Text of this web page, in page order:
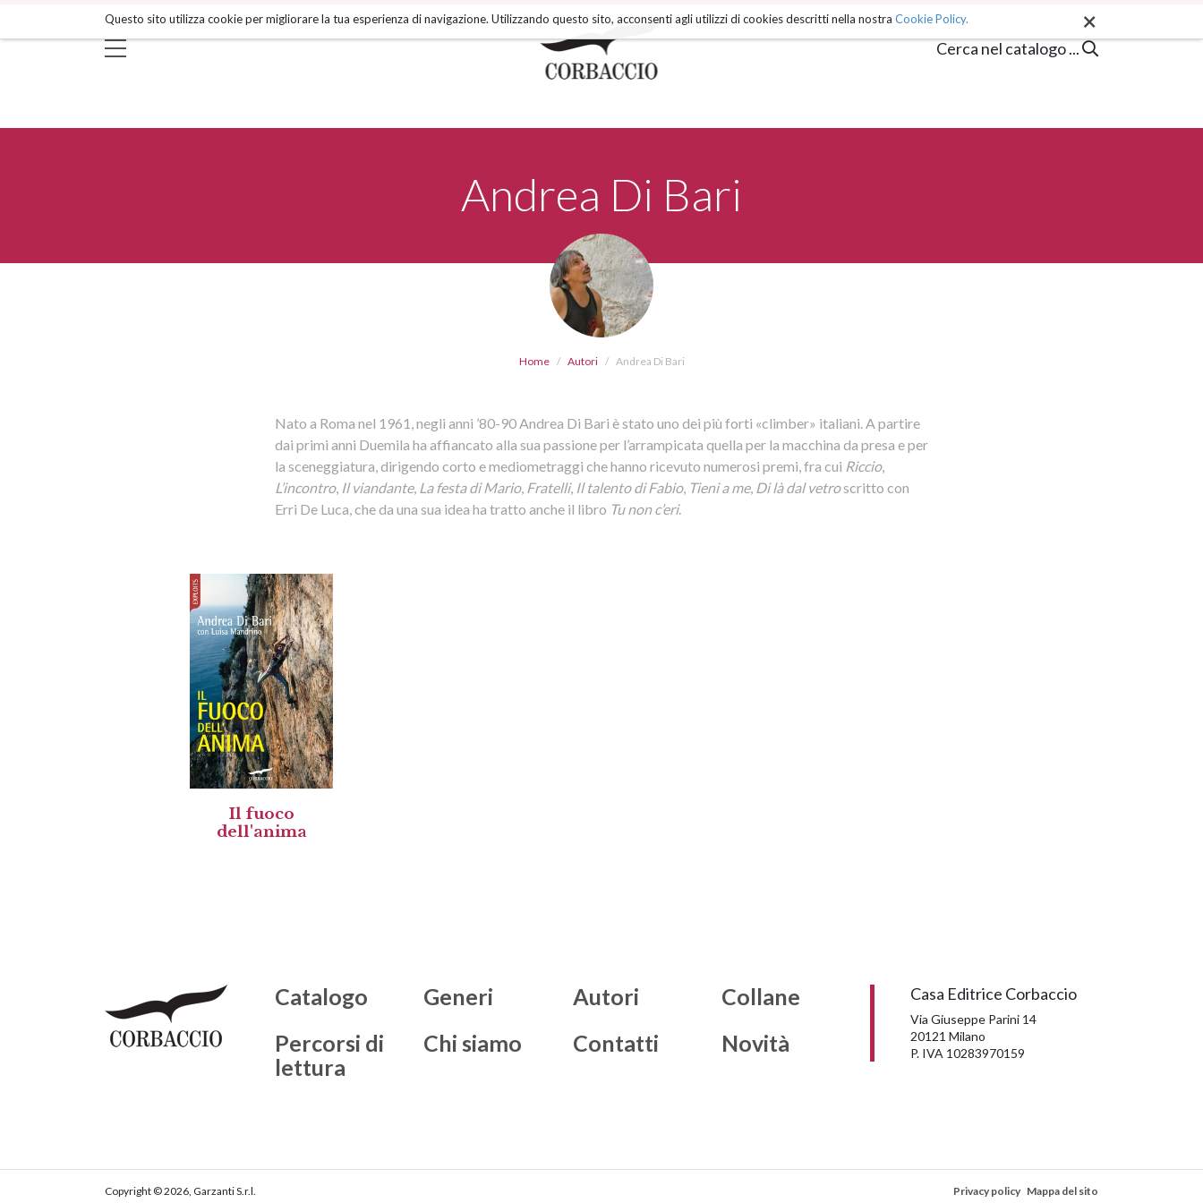
ai
contenuti.
|
Cerca nel catalogo ...
×
Questo sito utilizza cookie per migliorare la tua esperienza di navigazione. Utilizzando questo sito, acconsenti agli utilizzi di cookies descritti nella nostra Cookie Policy.
Andrea Di Bari
Home Autori Andrea Di Bari
Nato a Roma nel 1961, negli anni ’80-90 Andrea Di Bari è stato uno dei più forti «climber» italiani. A partire
dai primi anni Duemila ha affiancato alla sua passione per l’arrampicata quella per la macchina da presa e per
la sceneggiatura, dirigendo corto e mediometraggi che hanno ricevuto numerosi premi, fra cui Riccio,
L’incontro, Il viandante, La festa di Mario, Fratelli, Il talento di Fabio, Tieni a me, Di là dal vetroscritto con
Erri De Luca, che da una sua idea ha tratto anche il libro Tu non c’eri.
Il fuoco
dell'anima
Catalogo
Percorsi di
lettura
Generi
Chi siamo
Autori
Contatti
Collane
Novità
Casa Editrice Corbaccio
Via Giuseppe Parini 14
20121 Milano
P. IVA 10283970159
Copyright © 2026, Garzanti S.r.l. Privacy policy Mappa del sito